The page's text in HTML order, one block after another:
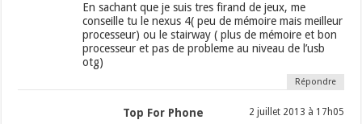
En sachant que je suis tres firand de jeux, me
conseille tu le nexus 4( peu de mémoire mais meilleur
processeur) ou le stairway ( plus de mémoire et bon
processeur et pas de probleme au niveau de l’usb
otg)
Répondre
Top For Phone 2 juillet 2013 à 17h05